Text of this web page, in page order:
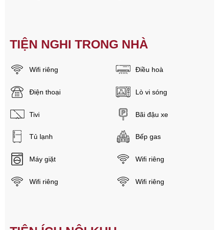
TIỆN NGHI TRONG NHÀ
Wifi riêng Điều hoà
Điện thoại Lò vi sóng
Tivi Bãi đậu xe
Tủ lạnh Bếp gas
Máy giặt Wifi riêng
Wifi riêng Wifi riêng